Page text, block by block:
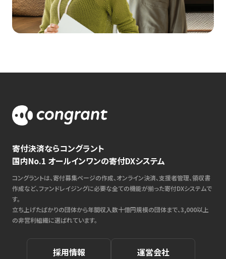
寄付決済ならコングラント
国内No.1 オールインワンの寄付DXシステム
コングラントは、寄付募集ページの作成、オンライン決済、支援者管理、領収書
作成など、ファンドレイジングに必要な全ての機能が揃った寄付DXシステムで
す。
立ち上げたばかりの団体から年間収入数十億円規模の団体まで、3,000以上
の非営利組織に選ばれています。
採用情報 運営会社